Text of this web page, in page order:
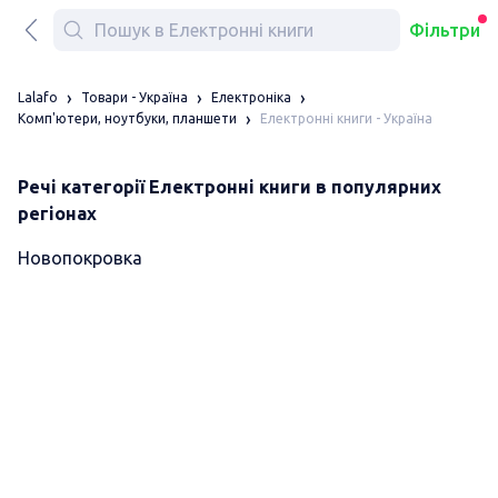
Фільтри
Lalafo Товари - Україна
Електроніка
Комп'ютери, ноутбуки, планшети
Електронні книги - Україна
Речі категорії Електронні книги в популярних
регіонах
Новопокровка